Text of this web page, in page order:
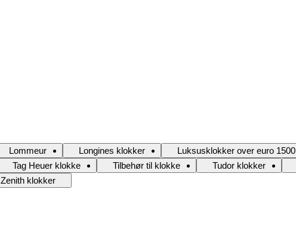
Lommeur Longines klokker Luksusklokker over euro 1500
Tag Heuer klokke Tilbehør til klokke Tudor klokker
Zenith klokker